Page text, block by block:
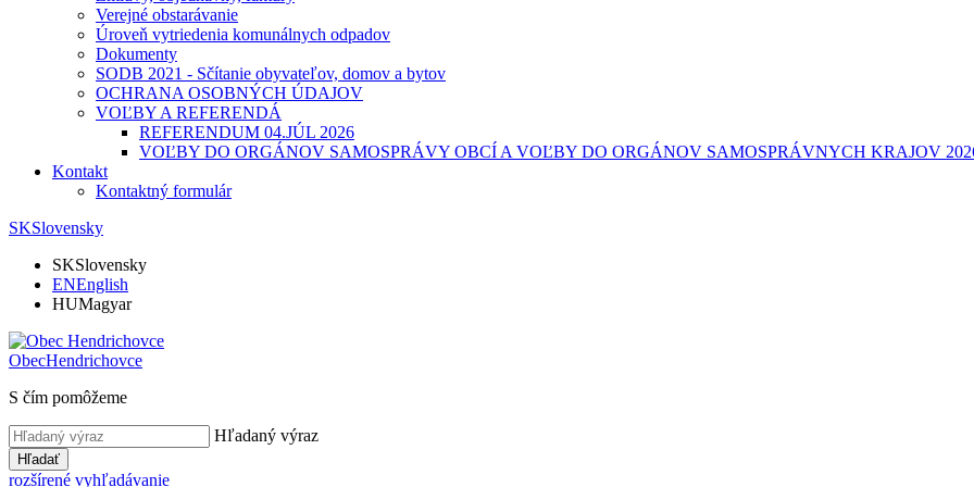
Verejné obstarávanie
Úroveň vytriedenia komunálnych odpadov
Dokumenty
SODB 2021 - Sčítanie obyvateľov, domov a bytov
OCHRANA OSOBNÝCH ÚDAJOV
VOĽBY A REFERENDÁ
REFERENDUM 04.JÚL 2026
VOĽBY DO ORGÁNOV SAMOSPRÁVY OBCÍ A VOĽBY DO ORGÁNOV SAMOSPRÁVNYCH KRAJOV
Kontakt
Kontaktný formulár
SKSlovensky
SKSlovensky
ENEnglish
HUMagyar
ObecHendrichovce
S čím pomôžeme
Hľadaný výraz
Hľadať
rozšírené vyhľadávanie